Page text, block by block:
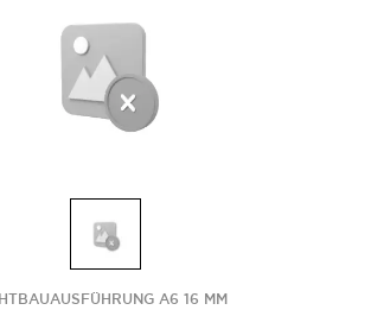
A6 16 MM